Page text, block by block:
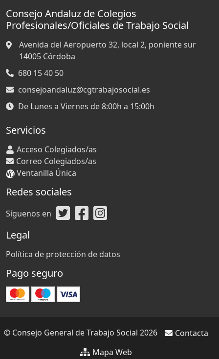
Consejo Andaluz de Colegios
Profesionales/Oficiales de Trabajo Social
Avenida del Aeropuerto 32, local 2, poniente sur
14005 Córdoba
680 15 40 50
consejoandaluz@cgtrabajosocial.es
De Lunes a Viernes de 8:00h a 15:00h
Servicios
Acceso Colegiados/as
Correo Colegiados/as
Ventanilla Única
Redes sociales
Síguenos en
Legal
Política de protección de datos
Pago seguro
© Consejo General de Trabajo Social 2026
Contacta
Mapa Web